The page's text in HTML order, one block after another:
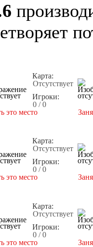
Карта:
Отсутствует
Игроки:
0 / 0
это место
Карта:
Отсутствует
Игроки:
0 / 0
это место
Карта:
Отсутствует
Игроки:
0 / 0
это место